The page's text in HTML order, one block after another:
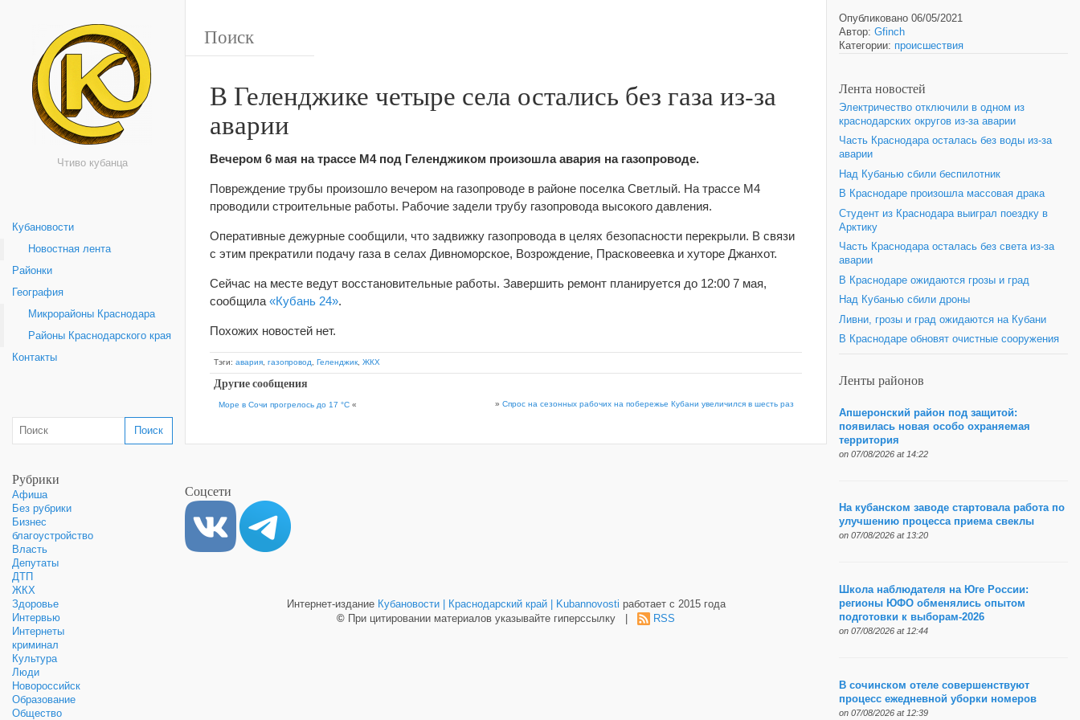
Чтиво кубанца
Кубановости
Новостная лента
Районки
География
Микрорайоны Краснодара
Районы Краснодарского края
Контакты
Рубрики
Афиша
Без рубрики
Бизнес
благоустройство
Власть
Депутаты
ДТП
ЖКХ
Здоровье
Интервью
Интернеты
криминал
Культура
Люди
Новороссийск
Образование
Общество
В Геленджике четыре села остались без газа из-за
аварии
Вечером 6 мая на трассе М4 под Геленджиком произошла авария на газопроводе.
Повреждение трубы произошло вечером на газопроводе в районе поселка Светлый. На трассе М4
проводили строительные работы. Рабочие задели трубу газопровода высокого давления.
Оперативные дежурные сообщили, что задвижку газопровода в целях безопасности перекрыли. В связи
с этим прекратили подачу газа в селах Дивноморское, Возрождение, Прасковеевка и хуторе Джанхот.
Сейчас на месте ведут восстановительные работы. Завершить ремонт планируется до 12:00 7 мая,
сообщила «Кубань 24».
Похожих новостей нет.
Тэги: авария газопровод Геленджик ЖКХ
Другие сообщения
Море в Сочи прогрелось до 17 °С « » Спрос на сезонных рабочих на побережье Кубани увеличился в шесть раз
Опубликовано 06/05/2021
Автор: Gfinch
Категории: происшествия
Лента новостей
Электричество отключили в одном из
краснодарских округов из-за аварии
Часть Краснодара осталась без воды из-за
аварии
Над Кубанью сбили беспилотник
В Краснодаре произошла массовая драка
Студент из Краснодара выиграл поездку в
Арктику
Часть Краснодара осталась без света из-за
аварии
В Краснодаре ожидаются грозы и град
Над Кубанью сбили дроны
Ливни, грозы и град ожидаются на Кубани
В Краснодаре обновят очистные сооружения
Ленты районов
Апшеронский район под защитой:
появилась новая особо охраняемая
территория
on 07/08/2026 at 14:22
На кубанском заводе стартовала работа по
улучшению процесса приема свеклы
on 07/08/2026 at 13:20
Школа наблюдателя на Юге России:
регионы ЮФО обменялись опытом
подготовки к выборам-2026
on 07/08/2026 at 12:44
В сочинском отеле совершенствуют
процесс ежедневной уборки номеров
on 07/08/2026 at 12:39
Соцсети
Интернет-издание Кубановости | Краснодарский край | Kubannovosti работает с 2015 года
© При цитировании материалов указывайте гиперссылку | RSS